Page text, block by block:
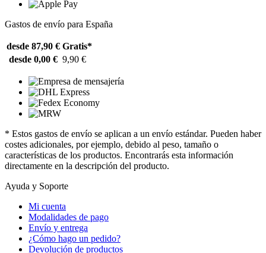
Gastos de envío para España
desde 87,90 € Gratis*
desde 0,00 € 9,90 €
* Estos gastos de envío se aplican a un envío estándar. Pueden haber
costes adicionales, por ejemplo, debido al peso, tamaño o
características de los productos. Encontrarás esta información
directamente en la descripción del producto.
Ayuda y Soporte
Mi cuenta
Modalidades de pago
Envío y entrega
¿Cómo hago un pedido?
Devolución de productos